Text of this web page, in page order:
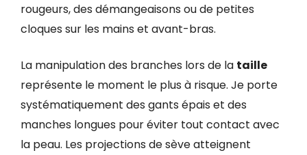
rougeurs, des démangeaisons ou de petites
cloques sur les mains et avant-bras.
La manipulation des branches lors de la taille
représente le moment le plus à risque. Je porte
systématiquement des gants épais et des
manches longues pour éviter tout contact avec
la peau. Les projections de sève atteignent